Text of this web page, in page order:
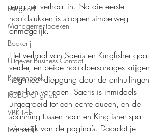
Feelgood
Managementboeken
Boekerij
Uitgever Business Contact
Prentenboek
KOBO Originals
VBK Lab
Loft Books
terug het verhaal in. Na die eerste
hoofdstukken is stoppen simpelweg
onmogelijk.
Het verhaal van Saeris en Kingfisher gaat
verder, en beide hoofdpersonages krijgen
nog meer diepgang door de onthullingen
over hun verleden. Saeris is inmiddels
uitgegroeid tot een echte queen, en de
spanning tussen haar en Kingfisher spat
werkelijk van de pagina’s. Doordat je